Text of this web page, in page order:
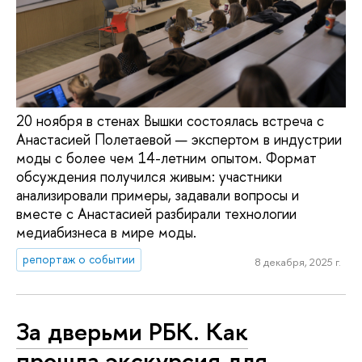
20 ноября в стенах Вышки состоялась встреча с
Анастасией Полетаевой — экспертом в индустрии
моды с более чем 14-летним опытом. Формат
обсуждения получился живым: участники
анализировали примеры, задавали вопросы и
вместе с Анастасией разбирали технологии
медиабизнеса в мире моды.
репортаж о событии 8 декабря, 2025 г.
За дверьми РБК. Как